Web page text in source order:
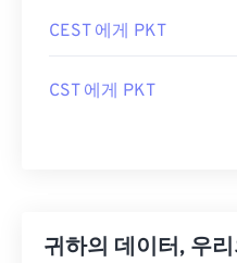
CEST 에게 PKT
CST 에게 PKT
귀하의 데이터, 우